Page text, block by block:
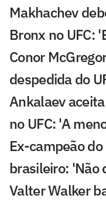
Makhachev
Bronx no UFC:
Conor
despedida do
Ankalaev
no UFC: 'A
Ex-campeão
brasileiro: 'Não
Valter Walker